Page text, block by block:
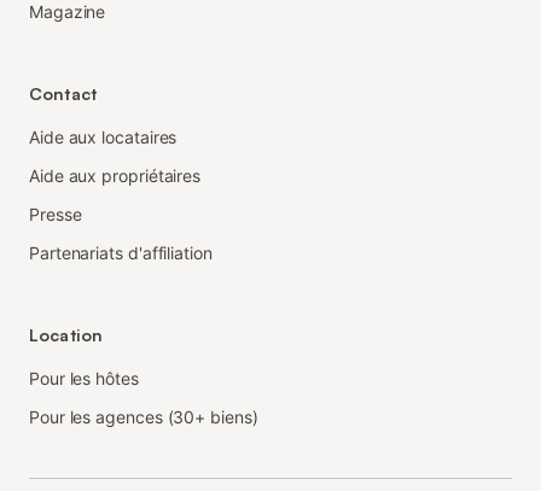
Magazine
Contact
Aide aux locataires
Aide aux propriétaires
Presse
Partenariats d'affiliation
Location
Pour les hôtes
Pour les agences (30+ biens)